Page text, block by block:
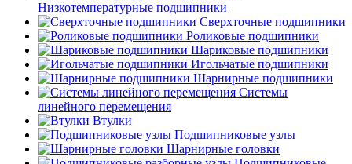
Низкотемпературные подшипники
Сверхточные подшипники
Роликовые подшипники
Шариковые подшипники
Игольчатые подшипники
Шарнирные подшипники
Системы
линейного перемещения
Втулки
Подшипниковые узлы
Шарнирные головки